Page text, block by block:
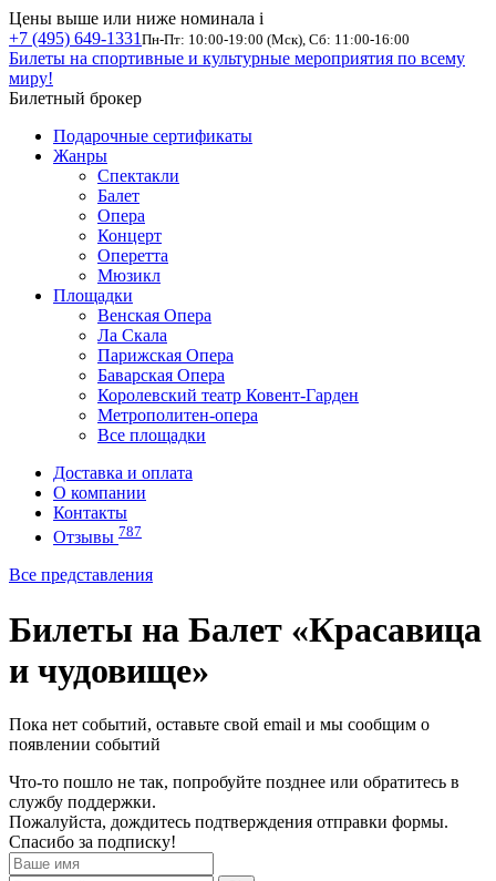
Цены выше или ниже номинала i
+7 (495) 649-1331 Пн-Пт: 10:00-19:00 (Мск), Сб: 11:00-16:00
Билеты на спортивные и культурные мероприятия по всему
миру!
Билетный брокер
Подарочные сертификаты
Жанры
Спектакли
Балет
Опера
Концерт
Оперетта
Мюзикл
Площадки
Венская Опера
Ла Скала
Парижская Опера
Баварская Опера
Королевский театр Ковент-Гарден
Метрополитен-опера
Все площадки
Доставка и оплата
О компании
Контакты
Отзывы 787
Все представления
Билеты на Балет «Красавица
и чудовище»
Пока нет событий, оставьте свой email и мы сообщим о
появлении событий
Что-то пошло не так, попробуйте позднее или обратитесь в
службу поддержки.
Пожалуйста, дождитесь подтверждения отправки формы.
Спасибо за подписку!